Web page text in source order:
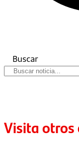
Buscar
Visita otros